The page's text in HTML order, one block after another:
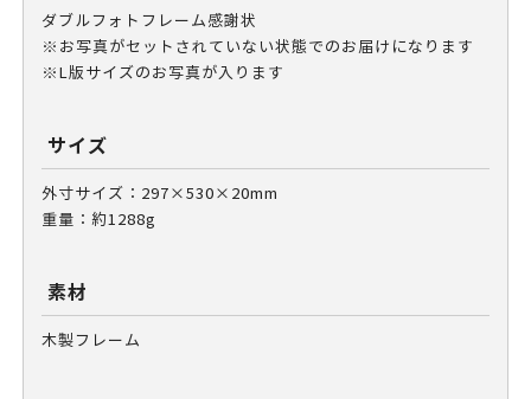
ダブルフォトフレーム感謝状
※お写真がセットされていない状態でのお届けになります
※L版サイズのお写真が入ります
サイズ
外寸サイズ：297×530×20mm
重量：約1288g
素材
木製フレーム